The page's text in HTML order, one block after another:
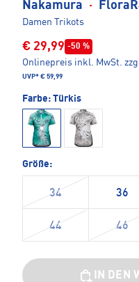
Nakamura ·
Damen Trikots
€ 29,99 -50 %
Onlinepreis inkl. MwSt.
UVP* € 59,99
Farbe: Türkis
Größe:
34 36
44 46
IN DEN